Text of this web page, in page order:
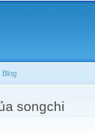
here
Blog
songchi